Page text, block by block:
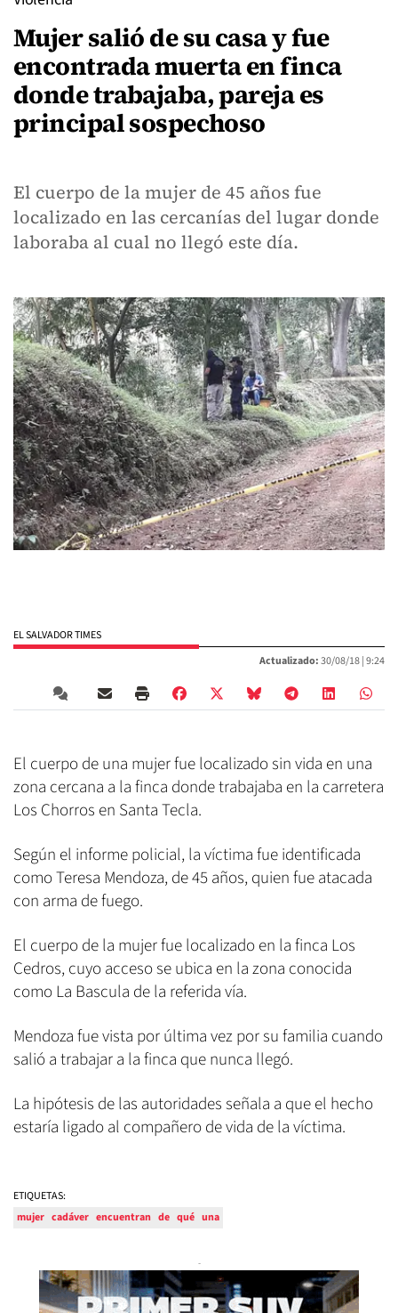
Mujer salió de su casa y fue
encontrada muerta en finca
donde trabajaba, pareja es
principal sospechoso
El cuerpo de la mujer de 45 años fue
localizado en las cercanías del lugar donde
laboraba al cual no llegó este día.
EL SALVADOR TIMES
Actualizado:30/08/18 |9:24
El cuerpo de una mujer fue localizado sin vida en una
zona cercana a la finca donde trabajaba en la carretera
Los Chorros en Santa Tecla.
Según el informe policial, la víctima fue identificada
como Teresa Mendoza, de 45 años, quien fue atacada
con arma de fuego.
El cuerpo de la mujer fue localizado en la finca Los
Cedros, cuyo acceso se ubica en la zona conocida
como La Bascula de la referida vía.
Mendoza fue vista por última vez por su familia cuando
salió a trabajar a la finca que nunca llegó.
La hipótesis de las autoridades señala a que el hecho
estaría ligado al compañero de vida de la víctima.
ETIQUETAS:
mujer cadáver encuentran de qué una